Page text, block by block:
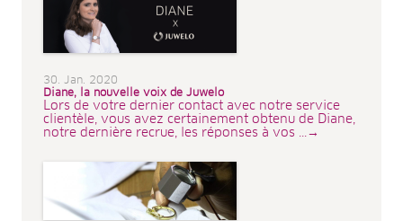
30. Jan. 2020
Diane, la nouvelle voix de Juwelo
Lors de votre dernier contact avec notre service
clientèle, vous avez certainement obtenu de Diane,
notre dernière recrue, les réponses à vos ...→